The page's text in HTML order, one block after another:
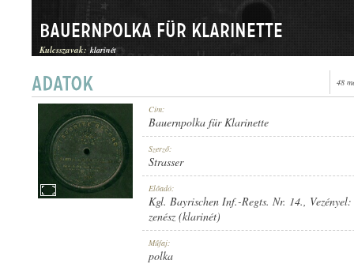
1906 KÖRÜL
Bauernpolka für Klarinette
Kulcsszavak: klarinét
48
Cím:
Bauernpolka für Klarinette
Szerző:
Strasser
Előadó:
Kgl. Bayrischen Inf.-Regts. Nr. 14., Vezényel:
zenész (klarinét)
Műfaj:
polka